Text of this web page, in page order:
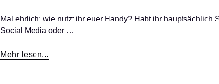
Mal ehrlich: wie nutzt ihr euer Handy? Habt ihr hauptsächlich
Social Media oder …
Mehr lesen...